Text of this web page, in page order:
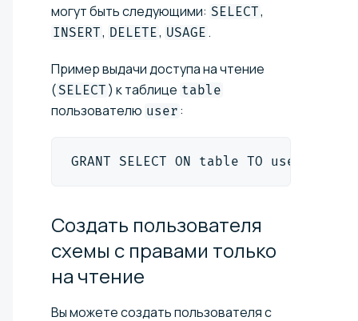
могут быть следующими: SELECT,
INSERT, DELETE, USAGE .
Пример выдачи доступа на чтение
(SELECT ) к таблице table
пользователю user :
GRANT SELECT ON table TO user
Создать пользователя
схемы с правами только
на чтение
Вы можете создать пользователя с